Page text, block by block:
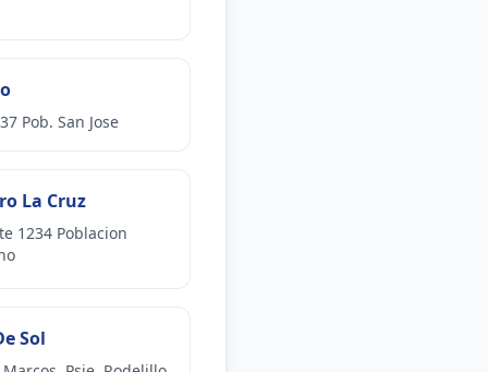
Pob. San Jose
La Cruz
1234 Poblacion
Sol